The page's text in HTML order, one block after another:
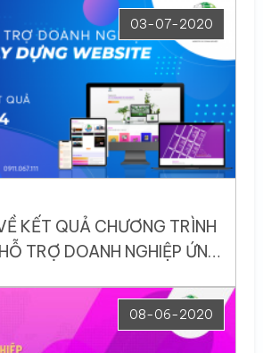
03-07-2020
KẾT QUẢ CHƯƠNG TRÌNH
TRỢ DOANH NGHIỆP ỨNG
08-06-2020